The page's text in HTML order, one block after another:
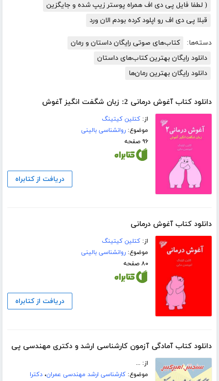
( لطفا فایل پی دی اف همراه پوستر زیپ شده و جایگزین
قبلا پی دی اف رو اپلود کرده بودم الان ورد
دسته‌ها:
کتاب‌های صوتی رایگان داستان و رمان
دانلود رایگان بهترین کتاب‌های داستان
دانلود رایگان بهترین رمان‌ها
دانلود کتاب آغوش درمانی 2: زبان شگفت انگیز آغوش
از:کتلین کیتینگ
موضوع:روانشناسی بالینی
۹۶ صفحه
دریافت از کتابراه
دانلود کتاب آغوش درمانی
از:کتلین کیتینگ
موضوع:روانشناسی بالینی
۸۰ صفحه
دریافت از کتابراه
دانلود کتاب آمادگی آزمون کارشناسی ارشد و دکتری مهندسی پی
از: ...
موضوع:کارشناسی ارشد مهندسی عمران،دکترا